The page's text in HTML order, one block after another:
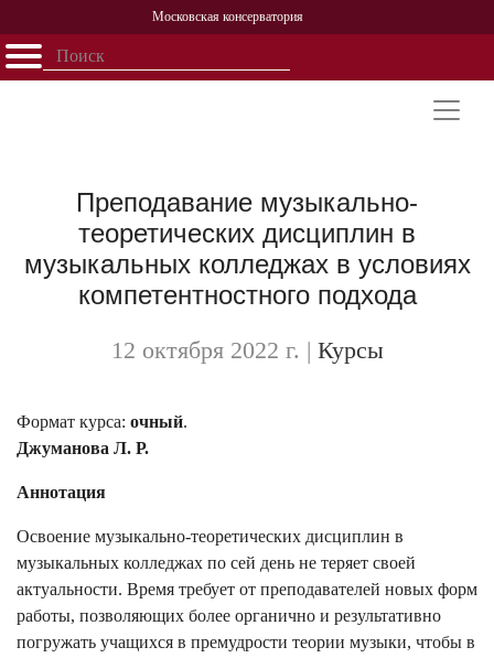
Московская консерватория
Открыть - закрыть
Персоналии
История
Преподавание музыкально-
теоретических дисциплин в
музыкальных колледжах в условиях
компетентностного подхода
12 октября 2022 г. | Курсы
Формат курса: очный.
Джуманова Л. Р.
Аннотация
Освоение музыкально-теоретических дисциплин в
музыкальных колледжах по сей день не теряет своей
актуальности. Время требует от преподавателей новых форм
работы, позволяющих более органично и результативно
погружать учащихся в премудрости теории музыки, чтобы в